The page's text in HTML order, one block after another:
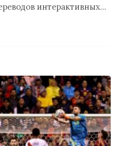
интерактивных…